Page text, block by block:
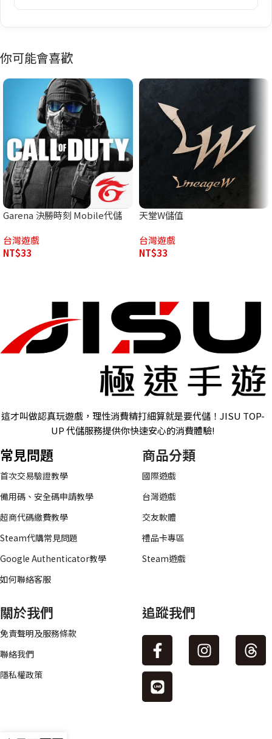
你可能會喜歡
Garena 決勝時刻 Mobile代儲
台灣遊戲
NT$33
天堂W儲值
台灣遊戲
NT$33
這才叫做認真玩遊戲，理性消費精打細算就是要代儲！JISU TOP-
UP 代儲服務提供你快速安心的消費體驗!
常見問題
首次交易驗證教學
備用碼、安全碼申請教學
超商代碼繳費教學
Steam代購常見問題
Google Authenticator教學
如何聯絡客服
商品分類
國際遊戲
台灣遊戲
交友軟體
禮品卡專區
Steam遊戲
關於我們
免責聲明及服務條款
聯絡我們
隱私權政策
追蹤我們